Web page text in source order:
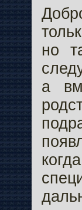
но
а